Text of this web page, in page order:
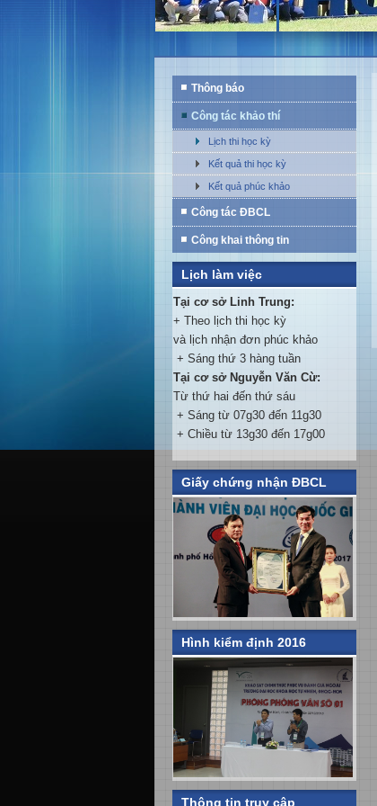
Thông báo
Công tác khảo thí
Lịch thi học kỳ
Kết quả thi học kỳ
Kết quả phúc khảo
Công tác ĐBCL
Công khai thông tin
Lịch làm việc
Tại cơ sở Linh Trung:
+ Theo lịch thi học kỳ
và lịch nhận đơn phúc khảo
+ Sáng thứ 3 hàng tuần
Tại cơ sở Nguyễn Văn Cừ:
Từ thứ hai đến thứ sáu
+ Sáng từ 07g30 đến 11g30
+ Chiều từ 13g30 đến 17g00
Giấy chứng nhận ĐBCL
Hình kiểm định 2016
Thông tin truy cập